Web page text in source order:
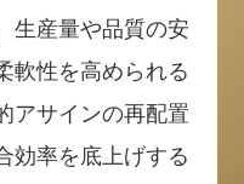
生産量や品質の安
軟性を高められる
アサインの再配置
効率を底上げする